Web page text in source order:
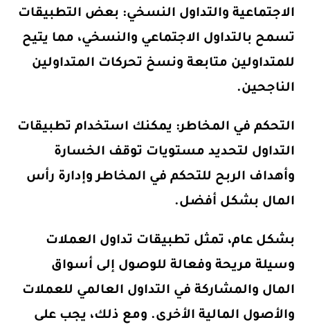
الاجتماعية والتداول النسخي: بعض التطبيقات
تسمح بالتداول الاجتماعي والنسخي، مما يتيح
للمتداولين متابعة ونسخ تحركات المتداولين
الناجحين.
التحكم في المخاطر: يمكنك استخدام تطبيقات
التداول لتحديد مستويات توقف الخسارة
وأهداف الربح للتحكم في المخاطر وإدارة رأس
المال بشكل أفضل.
بشكل عام، تمثل تطبيقات تداول العملات
وسيلة مريحة وفعالة للوصول إلى أسواق
المال والمشاركة في التداول العالمي للعملات
والأصول المالية الأخرى. ومع ذلك، يجب على